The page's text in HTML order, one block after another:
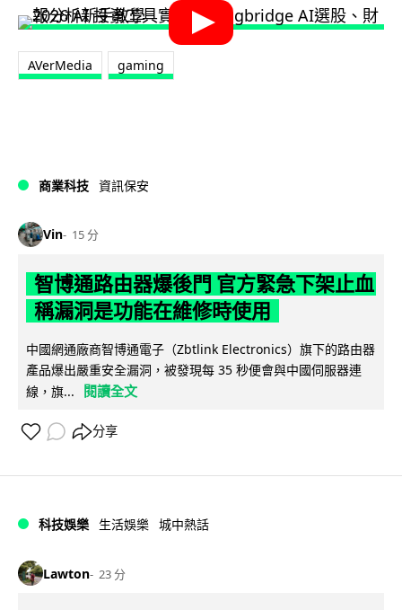
AVerMedia gaming
商業科技 資訊保安
Vin 15 分
智博通路由器爆後門 官方緊急下架止血
稱漏洞是功能在維修時使用
中國網通廠商智博通電子（Zbtlink Electronics）旗下的路由器
產品爆出嚴重安全漏洞，被發現每 35 秒便會與中國伺服器連
線，旗...
閱讀全文
分享
科技娛樂 生活娛樂 城中熱話
Lawton 23 分